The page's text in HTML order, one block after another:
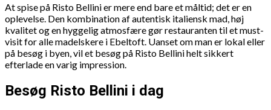
At spise på Risto Bellini er mere end bare et måltid; det er en
oplevelse. Den kombination af autentisk italiensk mad, høj
kvalitet og en hyggelig atmosfære gør restauranten til et must-
visit for alle madelskere i Ebeltoft. Uanset om man er lokal eller
på besøg i byen, vil et besøg på Risto Bellini helt sikkert
efterlade en varig impression.
Besøg Risto Bellini i dag